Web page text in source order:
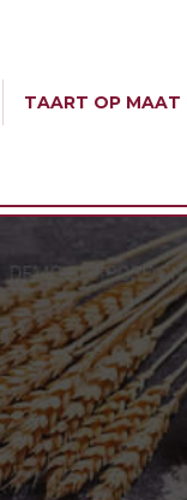
TAART OP MAAT